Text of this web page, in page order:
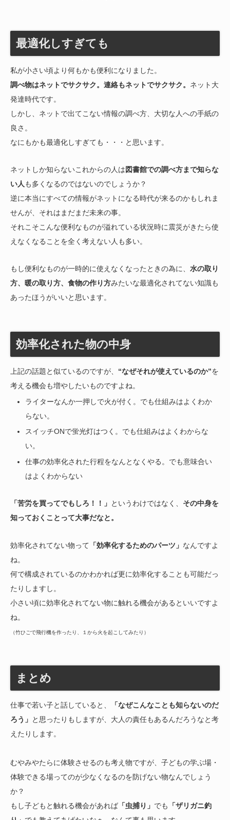
最適化しすぎても
私が小さい頃より何もかも便利になりました。
調べ物はネットでサクサク。 連絡もネットでサクサク。 ネット大
発達時代です。
しかし、ネットで出てこない情報の調べ方、大切な人への手紙の
良さ。
なにもかも最適化しすぎても・・・と思います。
ネットしか知らないこれからの人は図書館での調べ方まで知らな
い人 も多くなるのではないのでしょうか？
逆に本当にすべての情報がネットになる時代が来るのかもしれま
せんが、それはまだまだ未来の事。
それこそこんな便利なものが溢れている状況時に震災がきたら使
えなくなることを全く考えない人も多い。
もし便利なものが一時的に使えなくなったときの為に、 水の取り
方、暖の取り方、食物の作り方みたいな最適化されてない知識も
あったほうがいいと思います。
効率化された物の中身
上記の話題と似ているのですが、 “なぜそれが使えているのか”を
考える機会も増やしたいものですよね。
ライターなんか一押しで火が付く。でも仕組みはよくわか
らない。
スイッチONで蛍光灯はつく。でも仕組みはよくわからな
い。
仕事の効率化された行程をなんとなくやる。でも意味合い
はよくわからない
「苦労を買ってでもしろ！！」 というわけではなく、 その中身を
知っておくことって大事だなと。
効率化されてない物って 「効率化するためのパーツ」 なんですよ
ね。
何で構成されているのかわかれば更に効率化することも可能だっ
たりしますし。
小さい頃に効率化されてない物に触れる機会があるといいですよ
ね。
（竹ひごで飛行機を作ったり、１から火を起こしてみたり）
まとめ
仕事で若い子と話していると、
「なぜこんなことも知らないのだ
ろう」 と思ったりもしますが、大人の責任もあるんだろうなと考
えたりします。
むやみやたらに体験させるのも考え物ですが、子どもの学ぶ場・
体験できる場ってのが少なくなるのを防げない物なんでしょう
か？
もし子どもと触れる機会があれば 「虫捕り」 でも
「ザリガニ釣